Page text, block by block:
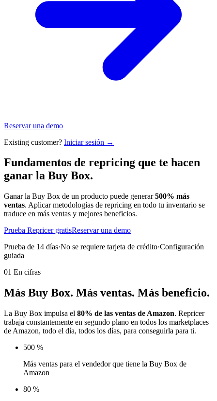
Reservar una demo
Existing customer? Iniciar sesión →
Fundamentos de repricing que te hacen
ganar la Buy Box.
Ganar la Buy Box de un producto puede generar500% más
ventas. Aplicar metodologías de repricing en todo tu inventario se
traduce en más ventas y mejores beneficios.
Prueba Repricer gratisReservar una demo
Prueba de 14 días·No se requiere tarjeta de crédito·Configuración
guiada
01 En cifras
Más Buy Box. Más ventas. Más beneficio.
La Buy Box impulsa el 80% de las ventas de Amazon. Repricer
trabaja constantemente en segundo plano en todos los marketplaces
de Amazon, todo el día, todos los días, para conseguirla para ti.
500 %
Más ventas para el vendedor que tiene la Buy Box de
Amazon
80 %